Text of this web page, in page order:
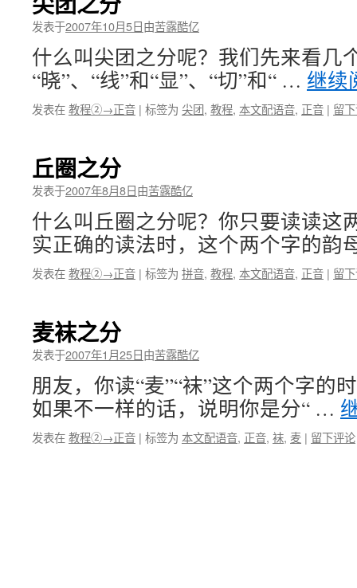
发表于2007年10月5日由苦露酷亿
什么叫尖团之分呢？我们先来看几
“晓”、“线”和“显”、“切”和“ … 继续
发表在教程②→正音 | 标签为 尖团, 教程, 本文配语音, 正音 | 留
丘圈之分
发表于2007年8月8日由苦露酷亿
什么叫丘圈之分呢？你只要读读这
实正确的读法时，这个两个字的
发表在教程②→正音 | 标签为 拼音, 教程, 本文配语音, 正音 | 留
麦袜之分
发表于2007年1月25日由苦露酷亿
朋友，你读“麦”“袜”这个两个字的
如果不一样的话，说明你是分“ …
发表在教程②→正音 | 标签为 本文配语音, 正音, 袜, 麦 | 留下评论